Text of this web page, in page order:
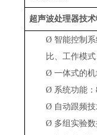
超声波处理器技
Ø 智能控制
比、工作模
Ø 一体式的
Ø 系统功能
Ø 自动跟频
Ø 多组实验